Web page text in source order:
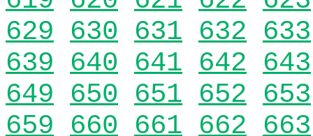
629 630 631 632 633
639 640 641 642 643
649 650 651 652 653
659 660 661 662 663